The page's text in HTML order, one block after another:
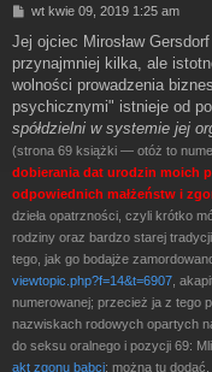
P
s
t
wt kwie 09, 2019 1:25 am
Jej ojciec Mirosław
przynajmniej kilka, ale
wolności prowadzenia
psychicznymi" istnieje od
spółdzielni w systemie jej
(strona 69 książki — otóż to
dobierania dat urodzin moich
odpowiednich małżeństw i
dzieła opatrzności, czyli krótko
rodziny oraz bardzo starej
tego, jak go bodajże
viewtopic.php?f=14&t=6907 ,
numerowanej; przecież ja z tego
nazwiskach rodowych opartych
do seksu oralnego i pozycji 69:
akt zgonu babci; można tu